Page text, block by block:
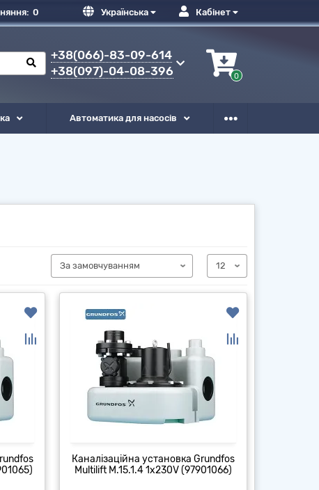
Кабінет
Українська
0
+38(066)-83-09-614
+38(097)-04-08-396
0
Автоматика для насосів
Каналізаційна установка Grundfos
Multilift M.15.1.4 1x230V (97901066)